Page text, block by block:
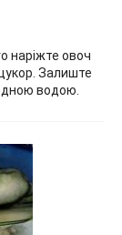
наріжте овоч
Залиште
водою.